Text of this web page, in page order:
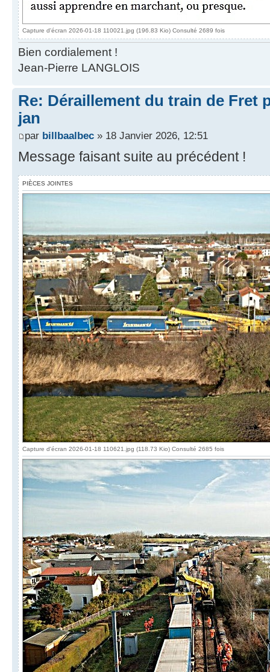
Capture d'écran 2026-01-18 110021.jpg (196.83 Kio) Consulté 2689 fois
Bien cordialement !
Jean-Pierre LANGLOIS
Re: Déraillement du train de Fret
jan
par billbaalbec » 18 Janvier 2026, 12:51
Message faisant suite au précédent !
PIÈCES JOINTES
Capture d'écran 2026-01-18 110621.jpg (118.73 Kio) Consulté 2685 fois